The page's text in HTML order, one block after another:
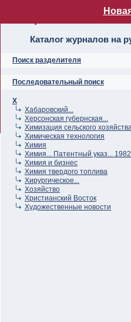
Алфавитный
Каталог журналов на
Поиск разделителя
Последовательный поиск
Х
Хабаровский...
Херсонская губернская...
Химизация сельского
Химическая технология
Химия
Химия... Патентный указ... 1982
Химия и бизнес
Химия твердого топлива
Хирургическое...
Хозяйство
Христианский Восток
Художественные новости